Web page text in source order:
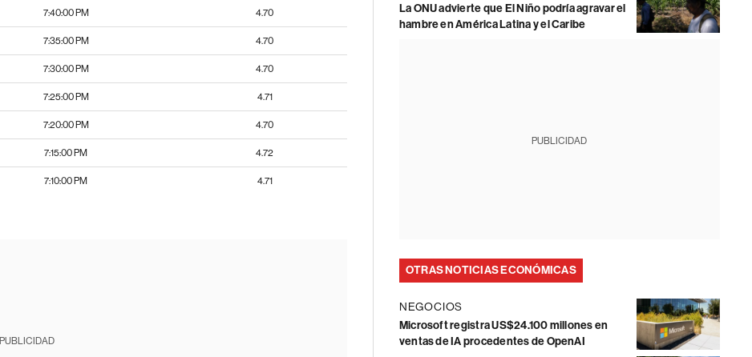
7:40:00 PM 4.70
7:35:00 PM 4.70
7:30:00 PM 4.70
7:25:00 PM 4.71
7:20:00 PM 4.70
7:15:00 PM 4.72
7:10:00 PM 4.71
PUBLICIDAD
La ONU advierte que El Niño podría agravar el
hambre en América Latina y el Caribe
PUBLICIDAD
OTRAS NOTICIAS ECONÓMICAS
NEGOCIOS
Microsoft registra US$24.100 millones en
ventas de IA procedentes de OpenAI